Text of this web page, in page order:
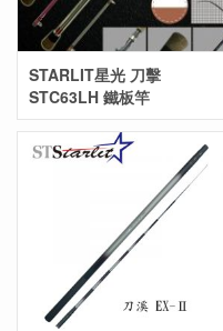
STARLIT星光 刀擊
STC63LH 鐵板竿